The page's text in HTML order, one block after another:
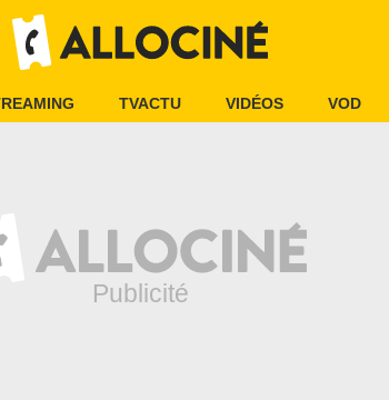
TVACTU VIDÉOS VOD